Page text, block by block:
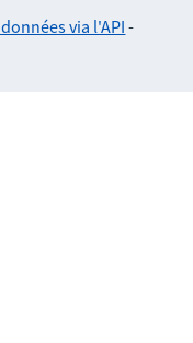
via l'API -